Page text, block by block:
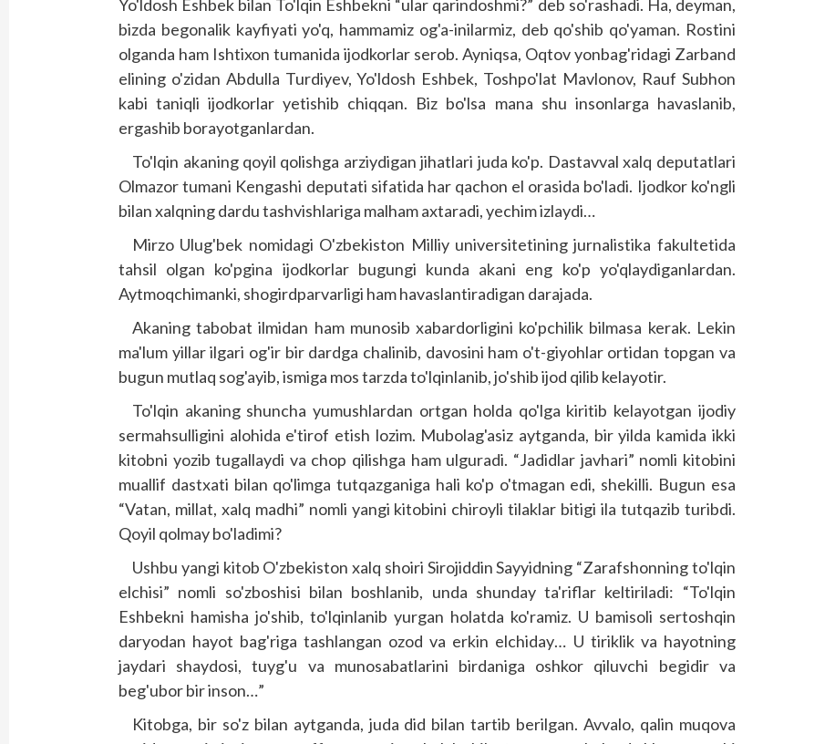
Yo'ldosh Eshbek bilan To'lqin Eshbekni “ular qarindoshmi?” deb so'rashadi. Ha, deyman,
bizda begonalik kayfiyati yo'q, hammamiz og'a-inilarmiz, deb qo'shib qo'yaman. Rostini
olganda ham Ishtixon tumanida ijodkorlar serob. Ayniqsa, Oqtov yonbag'ridagi Zarband
elining o'zidan Abdulla Turdiyev, Yo'ldosh Eshbek, Toshpo'lat Mavlonov, Rauf Subhon
kabi taniqli ijodkorlar yetishib chiqqan. Biz bo'lsa mana shu insonlarga havaslanib,
ergashib borayotganlardan.
To'lqin akaning qoyil qolishga arziydigan jihatlari juda ko'p. Dastavval xalq deputatlari
Olmazor tumani Kengashi deputati sifatida har qachon el orasida bo'ladi. Ijodkor ko'ngli
bilan xalqning dardu tashvishlariga malham axtaradi, yechim izlaydi…
Mirzo Ulug'bek nomidagi O'zbekiston Milliy universitetining jurnalistika fakultetida
tahsil olgan ko'pgina ijodkorlar bugungi kunda akani eng ko'p yo'qlaydiganlardan.
Aytmoqchimanki, shogirdparvarligi ham havaslantiradigan darajada.
Akaning tabobat ilmidan ham munosib xabardorligini ko'pchilik bilmasa kerak. Lekin
ma'lum yillar ilgari og'ir bir dardga chalinib, davosini ham o't-giyohlar ortidan topgan va
bugun mutlaq sog'ayib, ismiga mos tarzda to'lqinlanib, jo'shib ijod qilib kelayotir.
To'lqin akaning shuncha yumushlardan ortgan holda qo'lga kiritib kelayotgan ijodiy
sermahsulligini alohida e'tirof etish lozim. Mubolag'asiz aytganda, bir yilda kamida ikki
kitobni yozib tugallaydi va chop qilishga ham ulguradi. “Jadidlar javhari” nomli kitobini
muallif dastxati bilan qo'limga tutqazganiga hali ko'p o'tmagan edi, shekilli. Bugun esa
“Vatan, millat, xalq madhi” nomli yangi kitobini chiroyli tilaklar bitigi ila tutqazib turibdi.
Qoyil qolmay bo'ladimi?
Ushbu yangi kitob O'zbekiston xalq shoiri Sirojiddin Sayyidning “Zarafshonning to'lqin
elchisi” nomli so'zboshisi bilan boshlanib, unda shunday ta'riflar keltiriladi: “To'lqin
Eshbekni hamisha jo'shib, to'lqinlanib yurgan holatda ko'ramiz. U bamisoli sertoshqin
daryodan hayot bag'riga tashlangan ozod va erkin elchiday… U tiriklik va hayotning
jaydari shaydosi, tuyg'u va munosabatlarini birdaniga oshkor qiluvchi begidir va
beg'ubor bir inson…”
Kitobga, bir so'z bilan aytganda, juda did bilan tartib berilgan. Avvalo, qalin muqova